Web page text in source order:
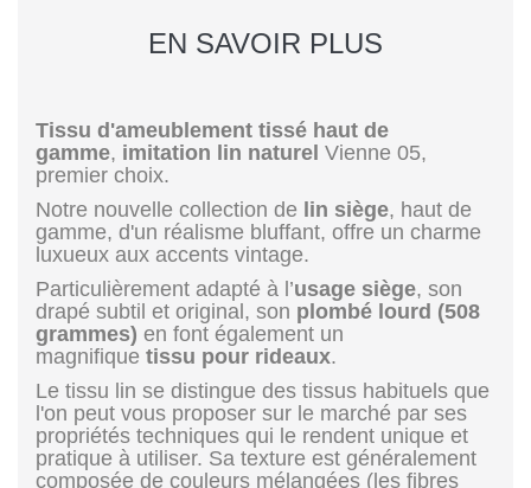
EN SAVOIR PLUS
Tissu d'ameublement tissé haut de
gamme, imitation lin naturel Vienne 05,
premier choix.
Notre nouvelle collection de lin siège, haut de
gamme, d'un réalisme bluffant, offre un charme
luxueux aux accents vintage.
Particulièrement adapté à l’usage siège, son
drapé subtil et original, son plombé lourd (508
grammes) en font également un
magnifique tissu pour rideaux.
Le tissu lin se distingue des tissus habituels que
l'on peut vous proposer sur le marché par ses
propriétés techniques qui le rendent unique et
pratique à utiliser. Sa texture est généralement
composée de couleurs mélangées (les fibres